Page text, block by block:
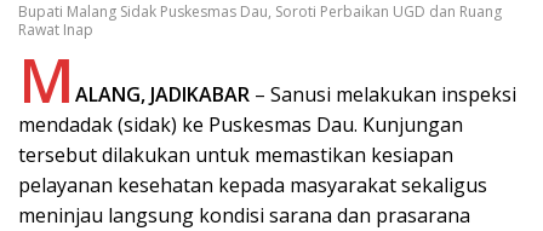
Bupati Malang Sidak Puskesmas Dau, Soroti Perbaikan UGD dan Ruang
Rawat Inap
M ALANG, JADIKABAR – Sanusi melakukan inspeksi
mendadak (sidak) ke Puskesmas Dau. Kunjungan
tersebut dilakukan untuk memastikan kesiapan
pelayanan kesehatan kepada masyarakat sekaligus
meninjau langsung kondisi sarana dan prasarana